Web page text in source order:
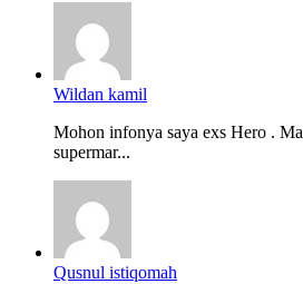
Wildan kamil
Mohon infonya saya exs Hero .
supermar...
Qusnul istiqomah